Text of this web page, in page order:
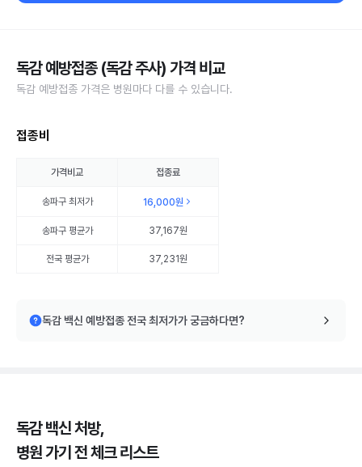
독감 예방접종 (독감 주사) 가격 비교
독감 예방접종 가격은 병원마다 다를 수 있습니다.
접종비
가격비교 접종료
송파구최저가 16,000원
송파구평균가 37,167원
전국 평균가 37,231원
독감 백신 예방접종 전국 최저가가 궁금하다면?
독감 백신 처방,
병원 가기 전 체크 리스트